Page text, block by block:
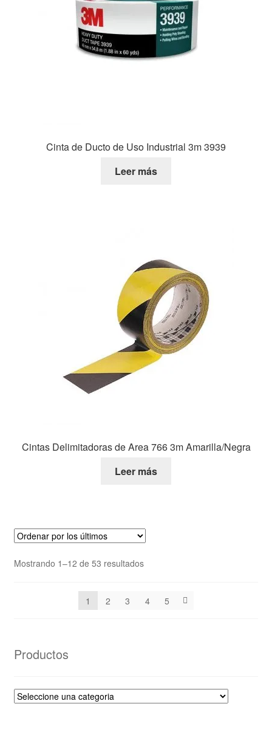
Cinta de Ducto de Uso Industrial 3m 3939
Leer más
Cintas Delimitadoras de Area 766 3m Amarilla/Negra
Leer más
Mostrando 1–12 de 53 resultados
1 2 3 4 5
Productos